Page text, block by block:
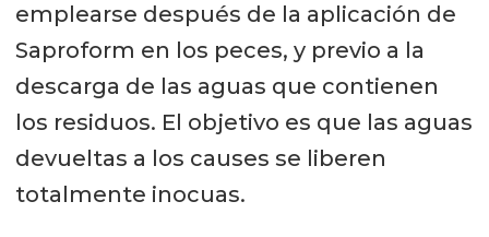
emplearse después de la aplicación de
Saproform en los peces, y previo a la
descarga de las aguas que contienen
los residuos. El objetivo es que las aguas
devueltas a los causes se liberen
totalmente inocuas.